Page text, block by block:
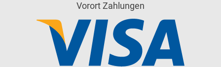
Vorort Zahlungen